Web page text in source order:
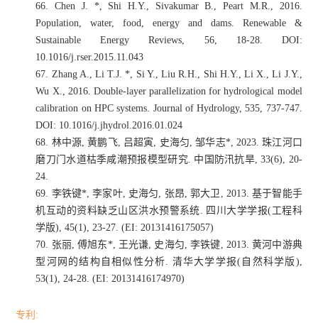
66.Chen J. *, Shi H.Y., Sivakumar B., Peart M.R., 2016.
Population, water, food, energy and dams. Renewable &
Sustainable Energy Reviews, 56, 18-28. DOI:
10.1016/j.rser.2015.11.043
67. Zhang A., Li T.J. *, Si Y., Liu R.H., Shi H.Y., Li X., Li J.Y.,
Wu X., 2016. Double-layer parallelization for hydrological model
calibration on HPC systems. Journal of Hydrology, 535, 737-747.
DOI: 10.1016/j.jhydrol.2016.01.024
68. 林中源 ,黄鹏飞, 吕超寅 史海匀 ,邹华志*, 2023.珠江河口
磨刀门水道枯季咸潮预报模型研究. 中国防汛抗旱 , 33(6), 20-
24.
69. 李铁键*,李家叶, 史海匀 张昂 ,郭大卫 , 2013. 基于智能手
机互动的资料缺乏山区洪水预警系统
四川大学学报(工程科
学版), 45(1), 23-27. (EI: 20131416175057)
70. 张丽,傅旭东*, 王光谦 史海匀 ,李铁键 , 2013. 黄河中游典
型河网的结构自相似性分析
清华大学学报( 自然科学版 ),
53(1), 24-28. (EI: 20131416174970)
专利 :